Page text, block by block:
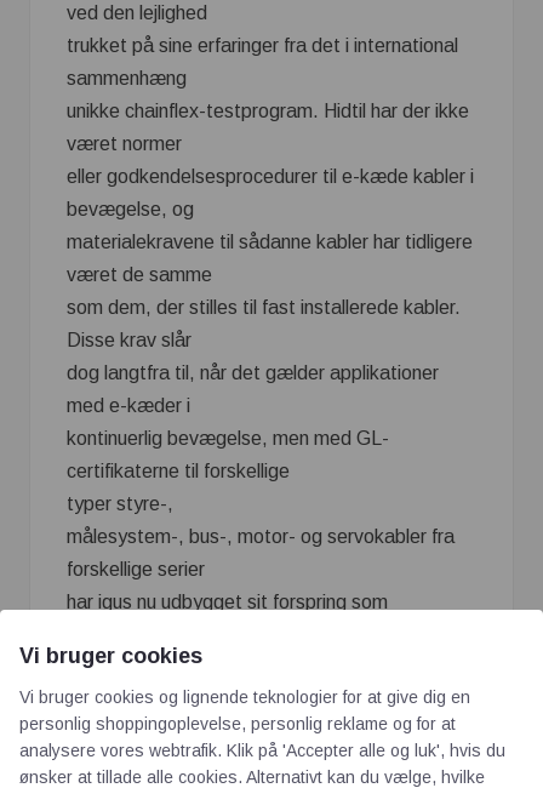
ved den lejlighed
trukket på sine erfaringer fra det i international
sammenhæng
unikke chainflex-testprogram. Hidtil har der ikke
været normer
eller godkendelsesprocedurer til e-kæde kabler i
bevægelse, og
materialekravene til sådanne kabler har tidligere
været de samme
som dem, der stilles til fast installerede kabler.
Disse krav slår
dog langtfra til, når det gælder applikationer
med e-kæder i
kontinuerlig bevægelse, men med GL-
certifikaterne til forskellige
typer styre-,
målesystem-, bus-, motor- og servokabler fra
forskellige serier
har igus nu udbygget sit forspring som
med de fleste godkendelser og certifikater
LÆS også: Start-værktøjssæt kan fås hos
Sandvik Coromant
Den nemme energiføring's Firmaprofil
Vi bruger cookies
Vi bruger cookies og lignende teknologier for at give dig en
personlig shoppingoplevelse, personlig reklame og for at
analysere vores webtrafik. Klik på 'Accepter alle og luk', hvis du
ønsker at tillade alle cookies. Alternativt kan du vælge, hvilke